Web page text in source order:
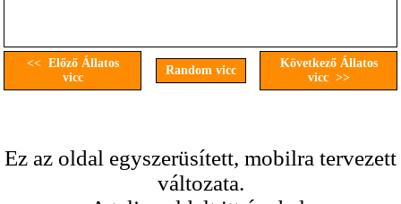
<< Előző Állatos
vicc
Random vicc
Következő Állatos
vicc >>
Ez az oldal egyszerüsített, mobilra tervezett
változata.